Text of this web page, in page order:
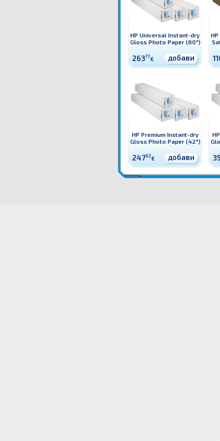
HP Universal Instant-dry
Gloss Photo Paper (60")
26377€ добави
HP Premium Instant-dry
Gloss Photo Paper (42")
24792€ добави